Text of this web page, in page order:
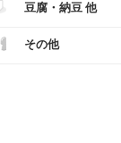
豆腐・納豆 他
その他